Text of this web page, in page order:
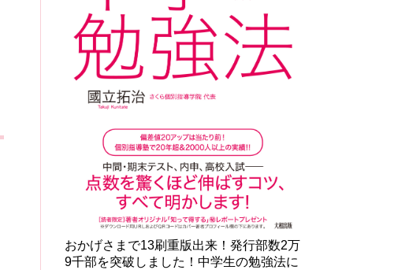
おかげさまで13刷重版出来！発行部数2万
9千部を突破しました！中学生の勉強法に